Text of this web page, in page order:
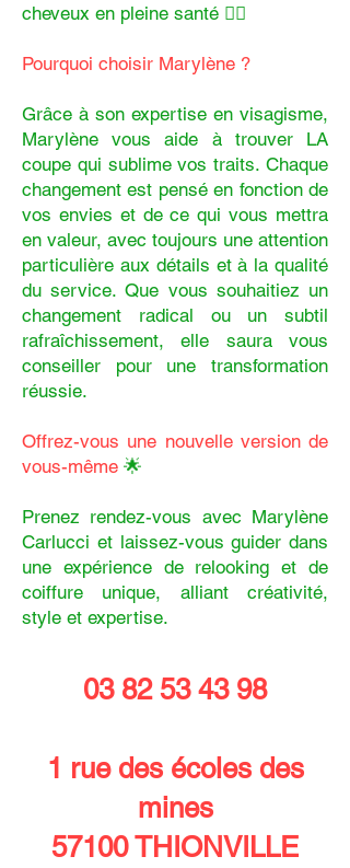
cheveux en pleine santé 💆‍♀️
Pourquoi choisir Marylène ?
Grâce à son expertise en visagisme,
Marylène vous aide à trouver LA
coupe qui sublime vos traits. Chaque
changement est pensé en fonction de
vos envies et de ce qui vous mettra
en valeur, avec toujours une attention
particulière aux détails et à la qualité
du service. Que vous souhaitiez un
changement radical ou un subtil
rafraîchissement, elle saura vous
conseiller pour une transformation
réussie.
Offrez-vous une nouvelle version de
vous-même 🌟
Prenez rendez-vous avec Marylène
Carlucci et laissez-vous guider dans
une expérience de relooking et de
coiffure unique, alliant créativité,
style et expertise.
03 82 53 43 98
1 rue des écoles des
mines
57100 THIONVILLE